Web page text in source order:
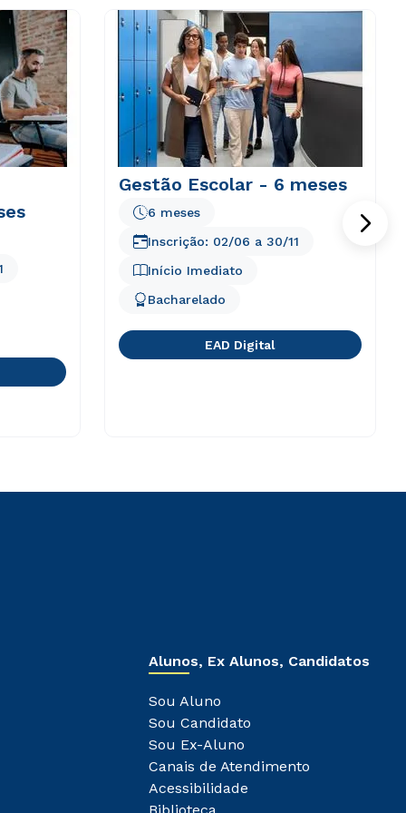
Gestão Escolar - 6 meses
Início Imediato
6 meses
Bacharelado
Inscrição: 02/06 a 30/11
EAD Digital
Alunos, Ex Alunos, Candidatos
Sou Aluno
Sou Candidato
Sou Ex-Aluno
Canais de Atendimento
Acessibilidade